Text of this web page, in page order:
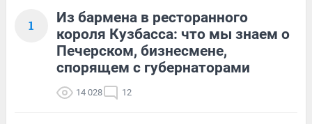
1
Из бармена в ресторанного
короля Кузбасса: что мы знаем о
Печерском, бизнесмене,
спорящем с губернаторами
14 028 12